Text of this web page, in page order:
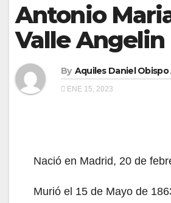
Antonio
Valle Angelin
By Aquiles Daniel Obispo
ENE 15, 2023
Nació en Madrid, 20 de
Murió el 15 de Mayo de